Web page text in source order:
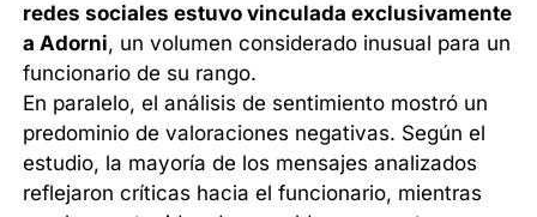
redes sociales estuvo vinculada exclusivamente
a Adorni, un volumen considerado inusual para un
funcionario de su rango.
En paralelo, el análisis de sentimiento mostró un
predominio de valoraciones negativas. Según el
estudio, la mayoría de los mensajes analizados
reflejaron críticas hacia el funcionario, mientras